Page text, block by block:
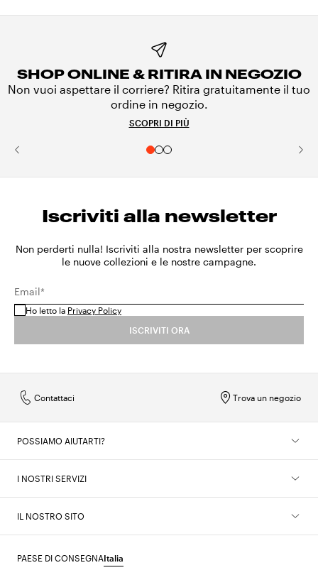
SHOP ONLINE & RITIRA IN NEGOZIO
Non vuoi aspettare il corriere? Ritira gratuitamente il tuo
ordine in negozio.
SCOPRI DI PIÙ
Iscriviti alla newsletter
Non perderti nulla! Iscriviti alla nostra newsletter per scoprire
le nuove collezioni e le nostre campagne.
Email*
Ho letto la Privacy Policy
ISCRIVITI ORA
Trova un negozio
Contattaci
POSSIAMO AIUTARTI?
I NOSTRI SERVIZI
IL NOSTRO SITO
PAESE DI CONSEGNAItalia